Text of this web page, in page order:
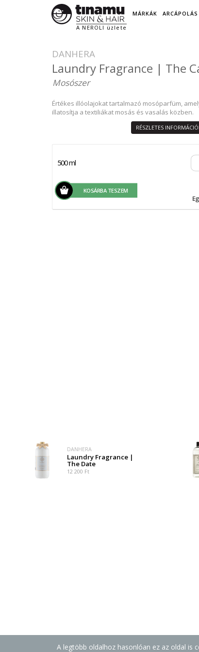
A legtöbb oldalhoz hasonlóan ez az oldal is
A NEROLI üzlete
MÁRKÁK ARCÁPOLÁS
DANHERA
Laundry Fragrance | The
Mosószer
Értékes illóolajokat tartalmazó mosóparfüm,
illatosítja a textiliákat mosás és vasalás közben.
RÉSZLETES
500 ml
KOSÁRBA TESZEM
DANHERA
Laundry Fragrance |
The Date
12 200 Ft